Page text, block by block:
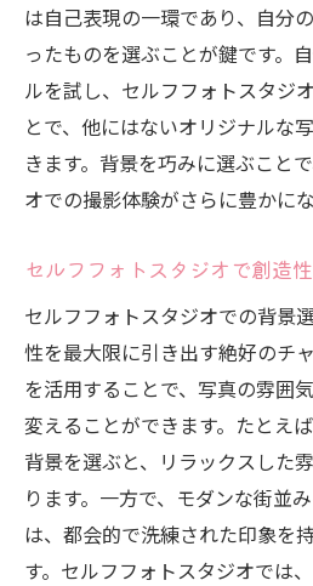
は自己表現の一環であり、自分
ったものを選ぶことが鍵です。
ルを試し、セルフフォトスタジ
とで、他にはないオリジナルな
きます。背景を巧みに選ぶこと
オでの撮影体験がさらに豊かに
セルフフォトスタジオで創造
セルフフォトスタジオでの背景
性を最大限に引き出す絶好のチ
を活用することで、写真の雰囲
変えることができます。たとえ
背景を選ぶと、リラックスした
ります。一方で、モダンな街並
は、都会的で洗練された印象を
す。セルフフォトスタジオでは